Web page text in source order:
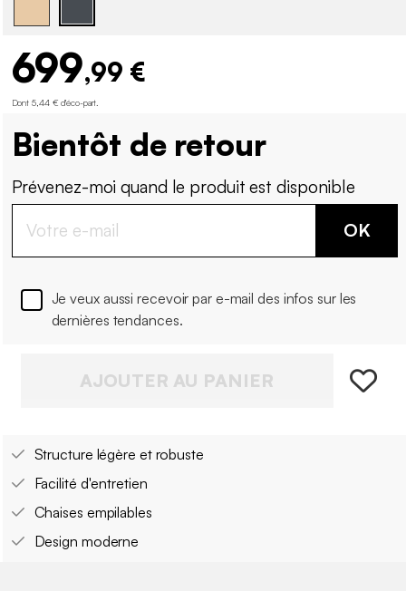
699,99 €
Dont 5,44 € d'éco-part
Bientôt de retour
Prévenez-moi quand le produit est disponible
OK
Je veux aussi recevoir par e-mail des infos sur les
dernières tendances.
AJOUTER AU PANIER
Structure légère et robuste
Facilité d'entretien
Chaises empilables
Design moderne